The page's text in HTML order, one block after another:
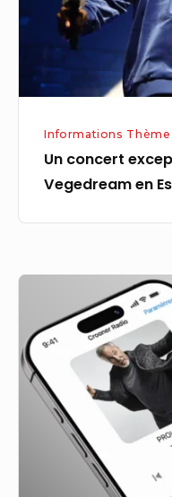
en
Essonne,
voici
quandInformations Thème
Un concert
Vegedream en
Lounge
Détendez-
vous